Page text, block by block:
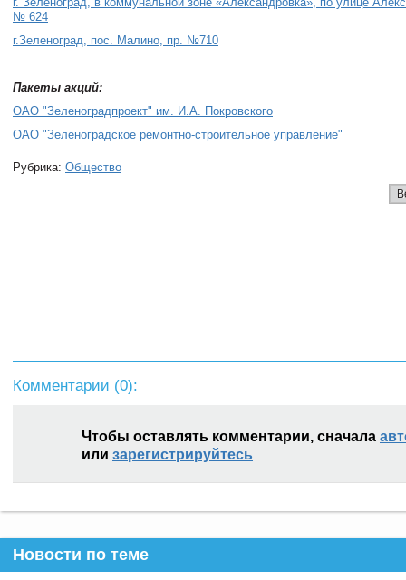
№ 624
г.Зеленоград, пос. Малино, пр. №710
Пакеты акций:
ОАО "Зеленоградпроект" им. И.А. Покровского
ОАО "Зеленоградское ремонтно-строительное управление"
Рубрика: Общество
Комментарии (0):
Чтобы оставлять комментарии, сначала
или зарегистрируйтесь
Новости по теме